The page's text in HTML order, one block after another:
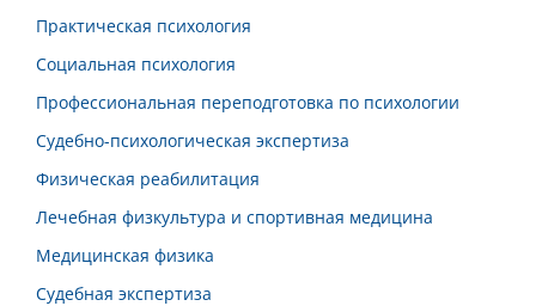
Практическая психология
Социальная психология
Профессиональная переподготовка по психологии
Судебно-психологическая экспертиза
Физическая реабилитация
Лечебная физкультура и спортивная медицина
Медицинская физика
Судебная экспертиза